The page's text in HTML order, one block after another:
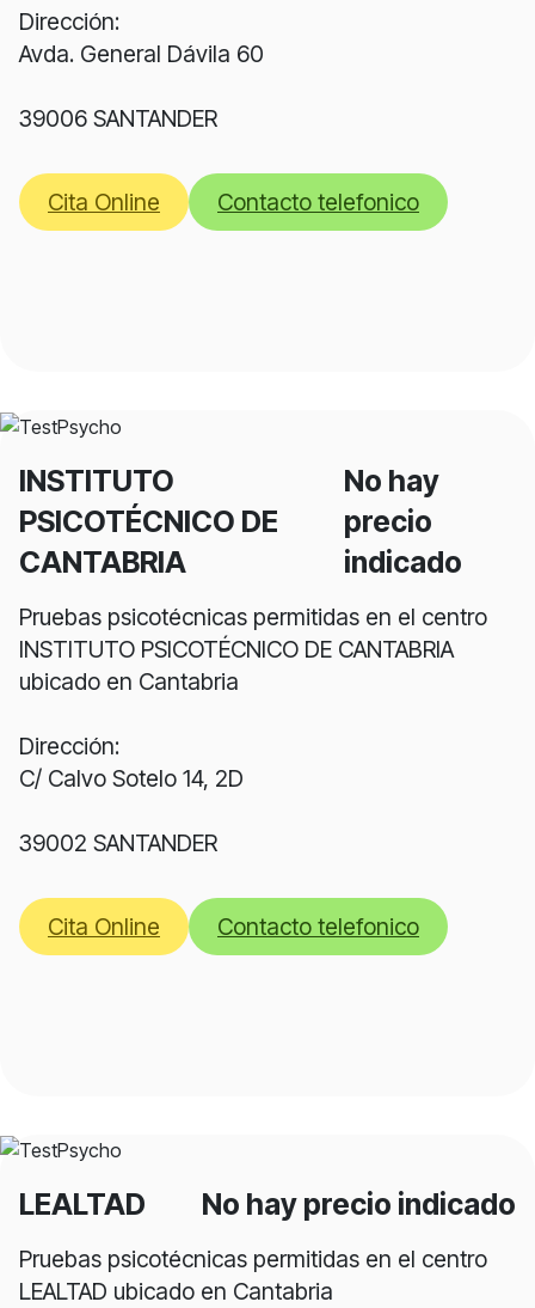
Dirección:
Avda. General Dávila 60
39006 SANTANDER
Cita Online Contacto telefonico
INSTITUTO
PSICOTÉCNICO DE
CANTABRIA
No hay
precio
indicado
Pruebas psicotécnicas permitidas en el centro
INSTITUTO PSICOTÉCNICO DE CANTABRIA
ubicado en Cantabria
Dirección:
C/ Calvo Sotelo 14, 2D
39002 SANTANDER
Cita Online Contacto telefonico
LEALTAD No hay precio indicado
Pruebas psicotécnicas permitidas en el centro
LEALTAD ubicado en Cantabria